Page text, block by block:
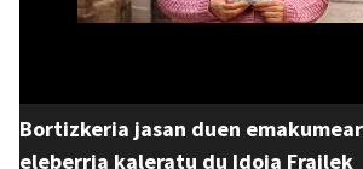
Bortizkeria jasan duen
eleberria kaleratu du Idoia Frailek